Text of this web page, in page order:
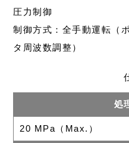
圧力制御
制御方式：全手動運転（
タ周波数調整）
処
20 MPa（Max.）